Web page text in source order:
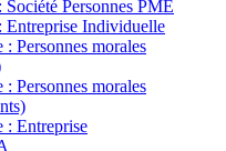
Personnes PME
Entreprise Individuelle
Personnes morales
Personnes morales
: Entreprise